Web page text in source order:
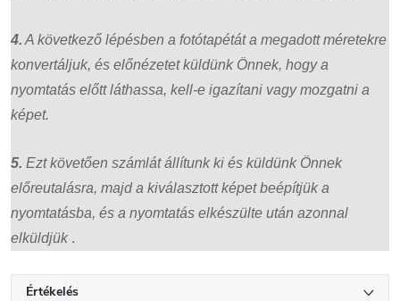
4. A következő lépésben a fotótapétát a megadott méretekre
konvertáljuk, és előnézetet küldünk Önnek, hogy a
nyomtatás előtt láthassa, kell-e igazítani vagy mozgatni a
képet.
5. Ezt követően számlát állítunk ki és küldünk Önnek
előreutalásra, majd a kiválasztott képet beépítjük a
nyomtatásba, és a nyomtatás elkészülte után azonnal
elküldjük .
Értékelés